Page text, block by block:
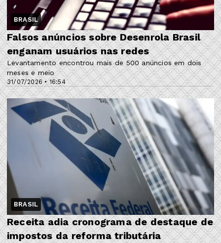
BRASIL
31/07/2026 • 16:54
Falsos anúncios sobre Desenrola Brasil
enganam usuários nas redes
Levantamento encontrou mais de 500 anúncios em dois
meses e meio
BRASIL
Receita adia cronograma de destaque de
impostos da reforma tributária